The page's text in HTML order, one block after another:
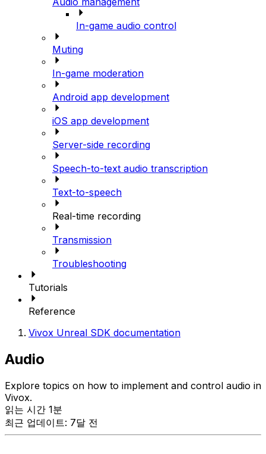
In-game audio control
Muting
In-game moderation
Android app development
iOS app development
Server-side recording
Speech-to-text audio transcription
Text-to-speech
Real-time recording
Transmission
Troubleshooting
Tutorials
Reference
Vivox Unreal SDK documentation
Audio
Explore topics on how to implement and control audio in
Vivox.
읽는 시간 1분
최근 업데이트: 7달 전